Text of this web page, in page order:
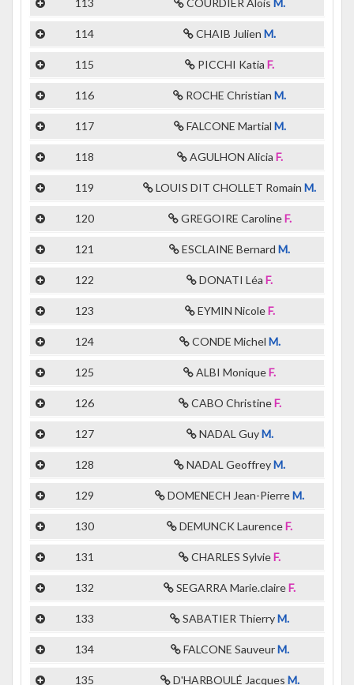
113 COURDIER Alois M.
114 CHAIB JulienM.
115 PICCHI KatiaF.
116 ROCHE ChristianM.
117 FALCONE Martial M.
118 AGULHON Alicia F.
119 LOUIS DIT CHOLLET RomainM.
120 GREGOIRE CarolineF.
121 ESCLAINE BernardM.
122 DONATI LéaF.
123 EYMIN NicoleF.
124 CONDE Michel M.
125 ALBI MoniqueF.
126 CABO ChristineF.
127 NADAL GuyM.
128 NADAL GeoffreyM.
129 DOMENECH Jean-PierreM.
130 DEMUNCK LaurenceF.
131 CHARLES SylvieF.
132 SEGARRA Marie.claireF.
133 SABATIER ThierryM.
134 FALCONE SauveurM.
135 D'HARBOULÉ Jacques M.